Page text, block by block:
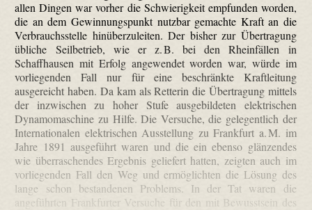
allen Dingen war vorher die Schwierigkeit empfunden worden,
die an dem Gewinnungspunkt nutzbar gemachte Kraft an die
Verbrauchsstelle hinüberzuleiten. Der bisher zur Übertragung
übliche Seilbetrieb, wie er z. B. bei den Rheinfällen in
Schaffhausen mit Erfolg angewendet worden war, würde im
vorliegenden Fall nur für eine beschränkte Kraftleitung
ausgereicht haben. Da kam als Retterin die Übertragung mittels
der inzwischen zu hoher Stufe ausgebildeten elektrischen
Dynamomaschine zu Hilfe. Die Versuche, die gelegentlich der
Internationalen elektrischen Ausstellung zu Frankfurt a. M. im
Jahre 1891 ausgeführt waren und die ein ebenso glänzendes
wie überraschendes Ergebnis geliefert hatten, zeigten auch im
vorliegenden Fall den Weg und ermöglichten die Lösung des
lange schon bestandenen Problems. In der Tat waren die
angeführten Frankfurter Versuche für den mit Bewusstsein des